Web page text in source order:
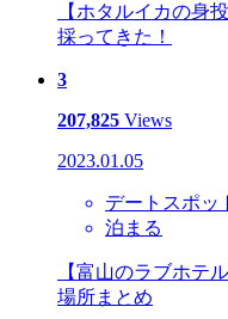
【ホタルイカの身
採ってきた！
3
207,825 Views
2023.01.05
デートスポッ
泊まる
【富山のラブホテ
場所まとめ